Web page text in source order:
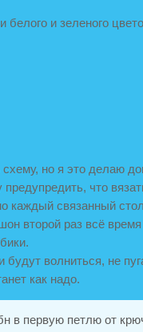
белого и зеленого
но я это делаю
что
каждый связанный
второй раз всё
волниться, не
как надо.
в первую петлю от